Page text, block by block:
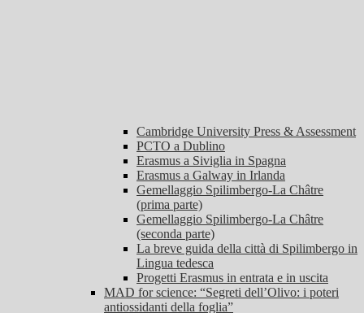
Cambridge University Press & Assessment
PCTO a Dublino
Erasmus a Siviglia in Spagna
Erasmus a Galway in Irlanda
Gemellaggio Spilimbergo-La Châtre
(prima parte)
Gemellaggio Spilimbergo-La Châtre
(seconda parte)
La breve guida della città di Spilimbergo in
Lingua tedesca
Progetti Erasmus in entrata e in uscita
MAD for science: “Segreti dell’Olivo: i poteri
antiossidanti della foglia”